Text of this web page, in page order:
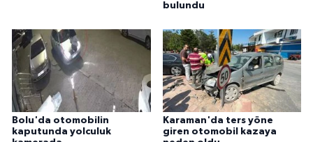
bulundu
Bolu'da otomobilin
kaputunda yolculuk
Karaman'da ters yöne
giren otomobil kazaya